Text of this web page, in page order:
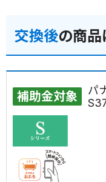
交換後の商
補助金対象
パ